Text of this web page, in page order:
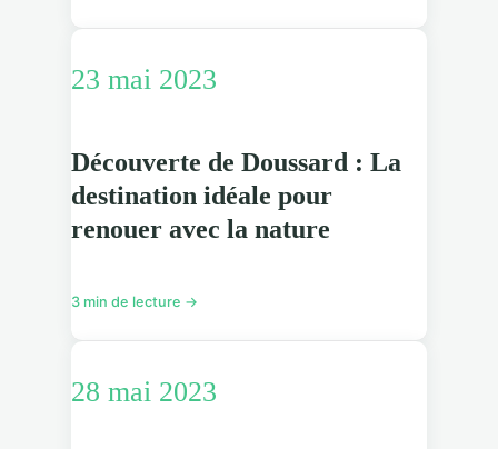
23 mai 2023
Découverte de Doussard : La
destination idéale pour
renouer avec la nature
3 min de lecture →
28 mai 2023